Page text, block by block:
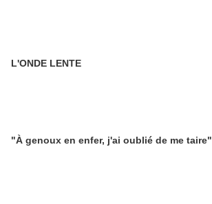
L'ONDE LENTE
"À genoux en enfer, j'ai oublié de me taire"